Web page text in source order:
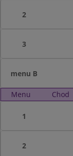
2
3
menu B
Menu Chod
1
2